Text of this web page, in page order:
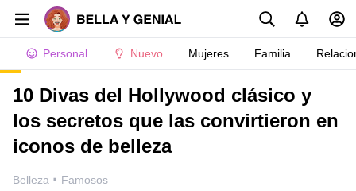
Personal Nuevo Mujeres Familia
10 Divas del Hollywood clásico y
los secretos que las convirtieron en
iconos de belleza
Belleza · Famosos